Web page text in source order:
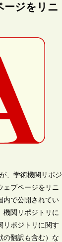
ージをリニ
、学術機関リポジ
ェブページをリニ
内で公開されてい
機関リポジトリに
リポジトリに関す
の翻訳も含む）な